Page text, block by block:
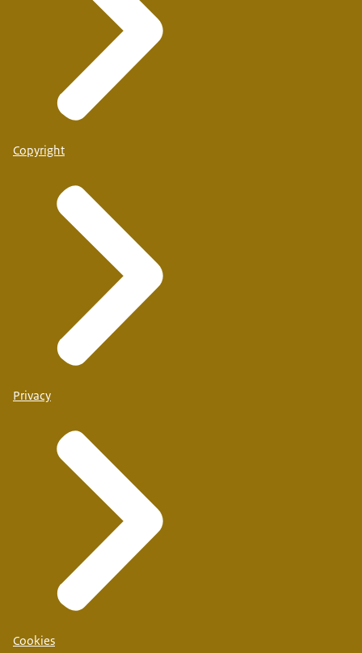
Copyright
Privacy
Cookies